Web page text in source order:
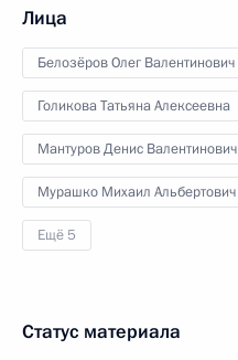
Лица
Белозёров Олег Валентинович
Голикова Татьяна Алексеевна
Мантуров Денис Валентинович
Мурашко Михаил Альбертович
Ещё 5
Статус материала